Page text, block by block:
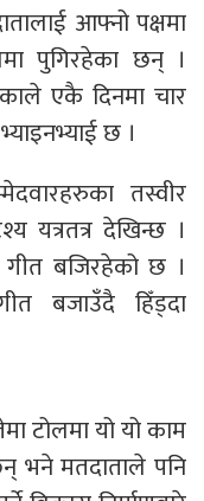
आफ्नो पक्षमा
पुगिरहेका छन् ।
एकै दिनमा चार
छ ।
तस्वीर
यत्रतत्र देखिन्छ ।
गीत बजिरहेको छ ।
बजाउँदै हिँड्दा
टोलमा यो यो काम
भने मतदाताले पनि